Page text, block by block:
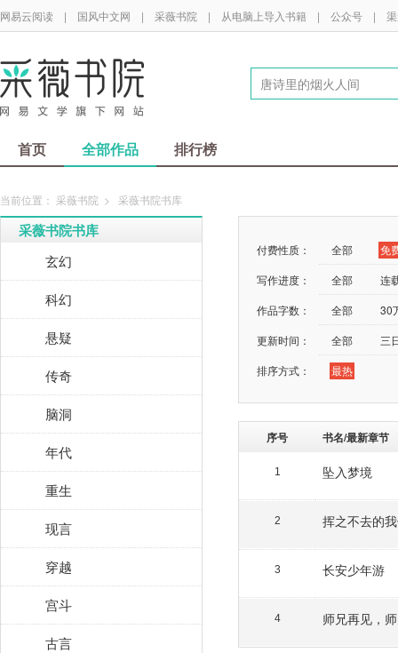
网易云阅读 | 国风中文网 | 采薇书院 | 从电脑上导入书籍 | 公众号 |
首页 全部作品 排行榜
当前位置： 采薇书院 > 采薇书院书库
采薇书院书库
玄幻
科幻
悬疑
传奇
脑洞
年代
重生
现言
穿越
宫斗
古言
付费性质： 全部
免
写作进度：
全部
连
作品字数：
全部
30
更新时间：
全部
三
排序方式：
最热
序号 书名/最新章节
1 坠入梦境
2 挥之不去的
3 长安少年游
4 师兄再见，